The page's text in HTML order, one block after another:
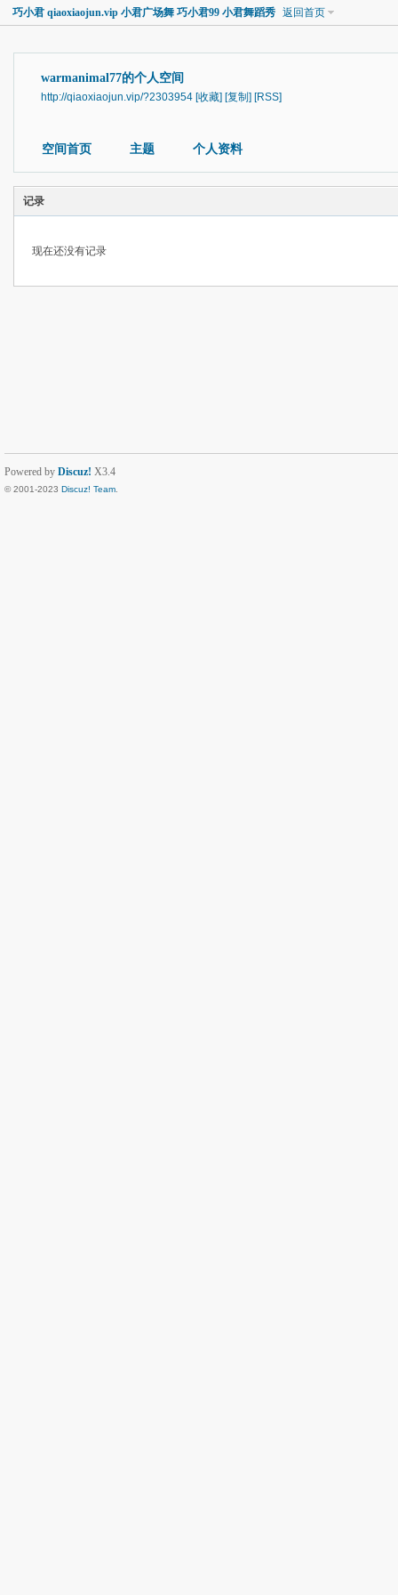
巧小君 qiaoxiaojun.vip 小君广场舞 巧小君99 小君舞蹈秀 返回首页
warmanimal77的个人空间
http://qiaoxiaojun.vip/?2303954 [收藏] [复制] [RSS]
空间首页 主题 个人资料
记录
现在还没有记录
Powered by Discuz! X3.4
© 2001-2023 Discuz! Team